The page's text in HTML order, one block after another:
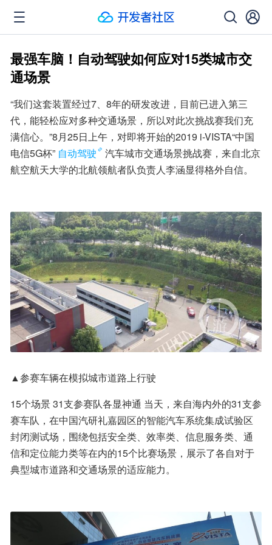
最强车脑！自动驾驶如何应对15类城市交
通场景
“我们这套装置经过7、8年的研发改进，目前已进入第三
代，能轻松应对多种交通场景，所以对此次挑战赛我们充
满信心。”8月25日上午，对即将开始的2019 i-VISTA“中国
电信5G杯” 自动驾驶
汽车城市交通场景挑战赛，来自北京
航空航天大学的北航领航者队负责人李涵显得格外自信。
▲参赛车辆在模拟城市道路上行驶
15个场景 31支参赛队各显神通 当天，来自海内外的31支参
赛车队，在中国汽研礼嘉园区的智能汽车系统集成试验区
封闭测试场，围绕包括安全类、效率类、信息服务类、通
信和定位能力类等在内的15个比赛场景，展示了各自对于
典型城市道路和交通场景的适应能力。